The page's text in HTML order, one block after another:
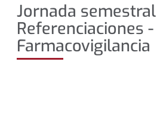
Jornada
Referenciaciones -
Farmacovigilancia